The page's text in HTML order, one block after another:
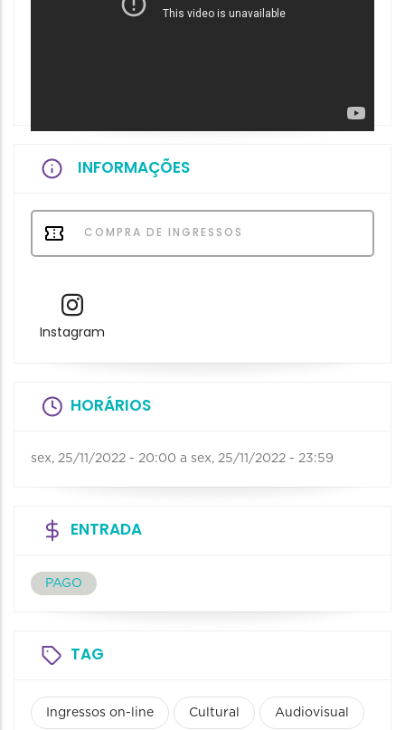
INFORMAÇÕES
COMPRA DE INGRESSOS
Instagram
HORÁRIOS
sex, 25/11/2022 - 20:00 a sex, 25/11/2022 - 23:59
ENTRADA
PAGO
TAG
Ingressos on-line Cultural Audiovisual